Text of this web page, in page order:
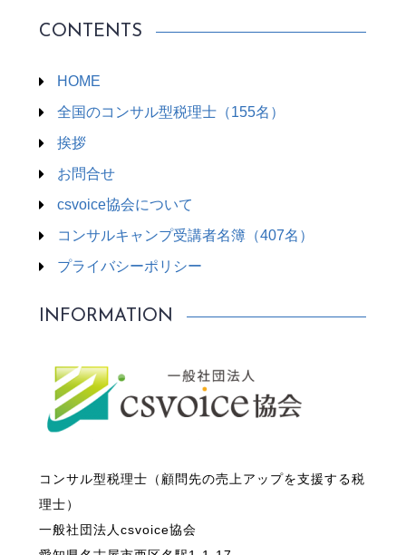
CONTENTS
HOME
全国のコンサル型税理士（155名）
挨拶
お問合せ
csvoice協会について
コンサルキャンプ受講者名簿（407名）
プライバシーポリシー
INFORMATION
コンサル型税理士（顧問先の売上アップを支援する税
理士）
一般社団法人csvoice協会